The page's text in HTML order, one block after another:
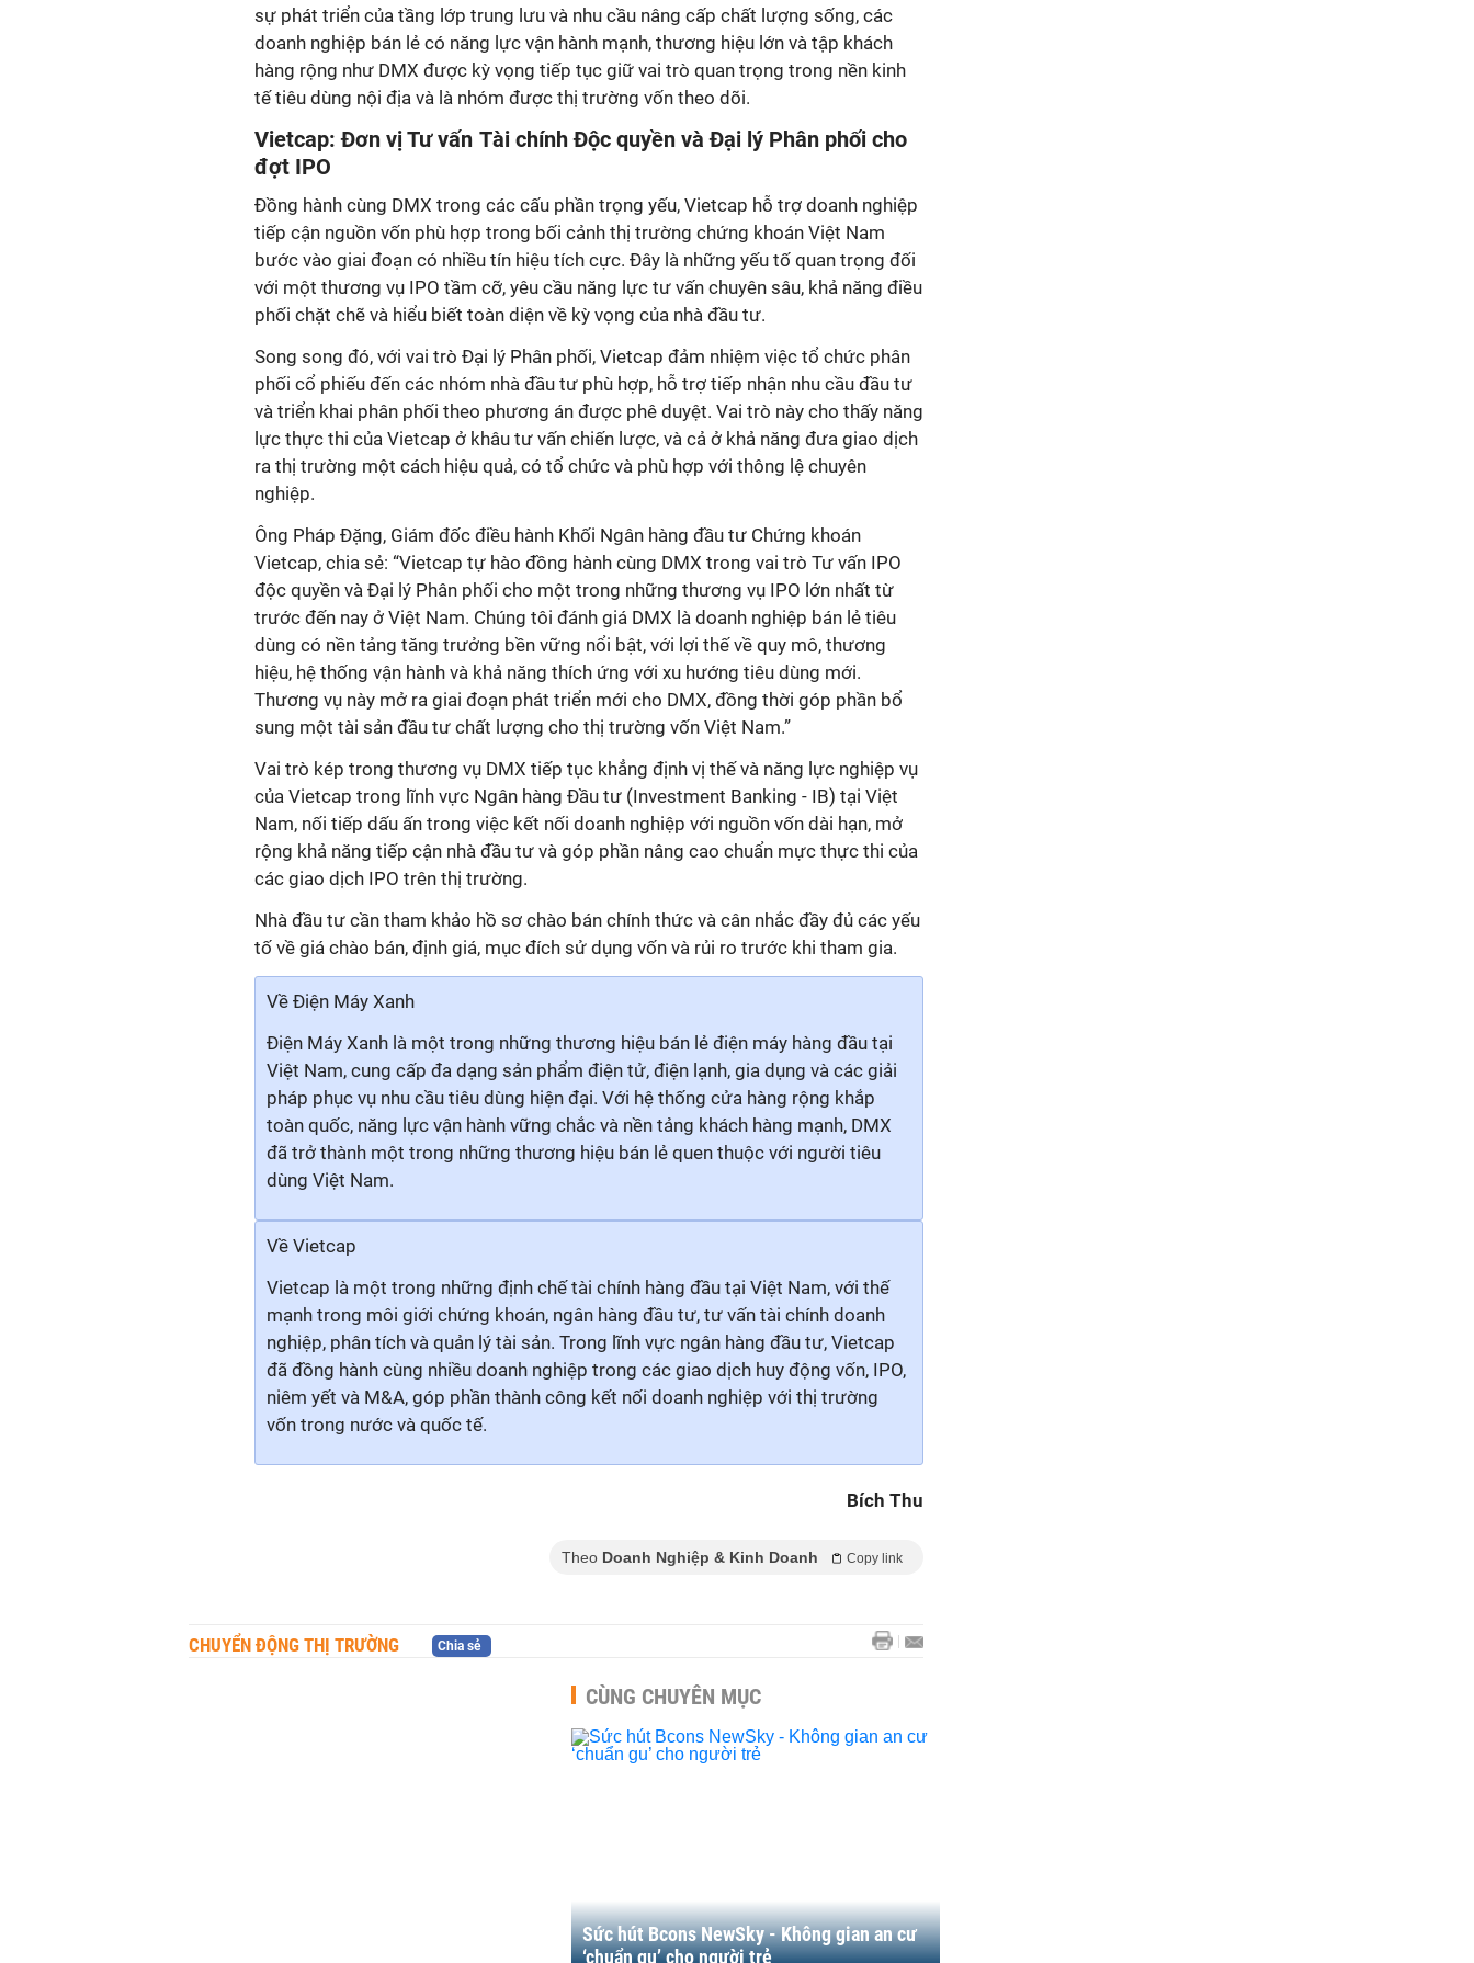
sự phát triển của tầng lớp trung lưu và nhu cầu nâng cấp chất lượng sống, các
doanh nghiệp bán lẻ có năng lực vận hành mạnh, thương hiệu lớn và tập khách
hàng rộng như DMX được kỳ vọng tiếp tục giữ vai trò quan trọng trong nền kinh
tế tiêu dùng nội địa và là nhóm được thị trường vốn theo dõi.
Vietcap: Đơn vị Tư vấn Tài chínhĐộc quyền và Đại lý Phân phối cho
đợt IPO
Đồng hành cùng DMX trong các cấu phần trọng yếu, Vietcap hỗ trợ doanh nghiệp
tiếp cận nguồn vốn phù hợp trong bối cảnh thị trường chứng khoán Việt Nam
bước vào giai đoạn có nhiều tín hiệu tích cực. Đây là những yếu tố quan trọng đối
với một thương vụ IPO tầm cỡ, yêu cầu năng lực tư vấn chuyên sâu, khả năng điều
phối chặt chẽ và hiểu biết toàn diện về kỳ vọng của nhà đầu tư.
Song song đó, với vai trò Đại lý Phân phối, Vietcap đảm nhiệm việc tổ chức phân
phối cổ phiếu đến các nhóm nhà đầu tư phù hợp, hỗ trợ tiếp nhận nhu cầu đầu tư
và triển khai phân phối theo phương án được phê duyệt. Vai trò này cho thấy năng
lực thực thi của Vietcap ở khâu tư vấn chiến lược, và cả ở khả năng đưa giao dịch
ra thị trường một cách hiệu quả, có tổ chức và phù hợp với thông lệ chuyên
nghiệp.
Ông Pháp Đặng, Giám đốc điều hành Khối Ngân hàng đầu tư Chứng khoán
Vietcap, chia sẻ: “Vietcap tự hào đồng hành cùng DMX trong vai trò Tư vấn IPO
độc quyền và Đại lý Phân phối cho một trong những thương vụ IPO lớn nhất từ
trước đến nay ở Việt Nam. Chúng tôi đánh giá DMX là doanh nghiệp bán lẻ tiêu
dùng có nền tảng tăng trưởng bền vững nổi bật, với lợi thế về quy mô, thương
hiệu, hệ thống vận hành và khả năng thích ứng với xu hướng tiêu dùng mới.
Thương vụ này mở ra giai đoạn phát triển mới cho DMX, đồng thời góp phần bổ
sung một tài sản đầu tư chất lượng cho thị trường vốn Việt Nam.”
Vai trò kép trong thương vụ DMX tiếp tục khẳng định vị thế và năng lực nghiệp vụ
của Vietcap trong lĩnh vực Ngân hàng Đầu tư (Investment Banking - IB) tại Việt
Nam, nối tiếp dấu ấn trong việc kết nối doanh nghiệp với nguồn vốn dài hạn, mở
rộng khả năng tiếp cận nhà đầu tư và góp phần nâng cao chuẩn mực thực thi của
các giao dịch IPO trên thị trường.
Nhà đầu tư cần tham khảo hồ sơ chào bán chính thức và cân nhắc đầy đủ các yếu
tố về giá chào bán, định giá, mục đích sử dụng vốn và rủi ro trước khi tham gia.
Về Điện Máy Xanh
Điện Máy Xanh là một trong những thương hiệu bán lẻ điện máy hàng đầu tại
Việt Nam, cung cấp đa dạng sản phẩm điện tử, điện lạnh, gia dụng và các giải
pháp phục vụ nhu cầu tiêu dùng hiện đại. Với hệ thống cửa hàng rộng khắp
toàn quốc, năng lực vận hành vững chắc và nền tảng khách hàng mạnh, DMX
đã trở thành một trong những thương hiệu bán lẻ quen thuộc với người tiêu
dùng Việt Nam.
Về Vietcap
Vietcap là một trong những định chế tài chính hàng đầu tại Việt Nam, với thế
mạnh trong môi giới chứng khoán, ngân hàng đầu tư, tư vấn tài chính doanh
nghiệp, phân tích và quản lý tài sản. Trong lĩnh vực ngân hàng đầu tư, Vietcap
đã đồng hành cùng nhiều doanh nghiệp trong các giao dịch huy động vốn, IPO,
niêm yết và M&A, góp phần thành công kết nối doanh nghiệp với thị trường
vốn trong nước và quốc tế.
Bích Thu
Theo Doanh Nghiệp & Kinh Doanh Copy link
CHUYỂN ĐỘNG THỊ TRƯỜNG Chia sẻ
CÙNG CHUYÊN MỤC
Sức hút Bcons NewSky - Không gian an cư
‘chuẩn gu’ cho người trẻ